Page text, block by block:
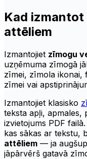
Kad
attēliem
Izmantojiet zīmogu
uzņēmuma zīmogā
zīmei, zīmola ikonai,
zīmei vai
Izmantojiet klasisko
teksta apļi, apmales,
izvietojums PDF
kas sākas ar tekstu,
attēliem — ja
jāpārvērš gatavā